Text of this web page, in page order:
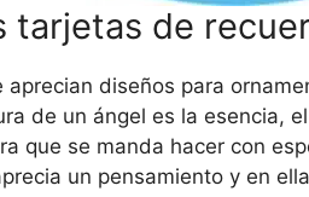
tarjetas de
aprecian diseños para
de un ángel es la esencia,
que se manda hacer con
un pensamiento y en